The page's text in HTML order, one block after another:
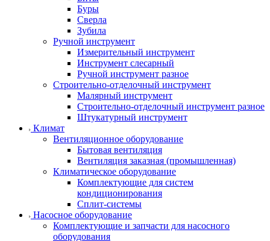
Буры
Сверла
Зубила
Ручной инструмент
Измерительный инструмент
Инструмент слесарный
Ручной инструмент разное
Строительно-отделочный инструмент
Малярный инструмент
Строительно-отделочный инструмент разное
Штукатурный инструмент
Климат
Вентиляционное оборудование
Бытовая вентиляция
Вентиляция заказная (промышленная)
Климатическое оборудование
Комплектующие для систем
кондиционирования
Сплит-системы
Насосное оборудование
Комплектующие и запчасти для насосного
оборудования